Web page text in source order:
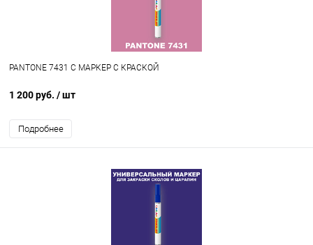
PANTONE 7431 C МАРКЕР С КРАСКОЙ
1 200 руб. / шт
Подробнее